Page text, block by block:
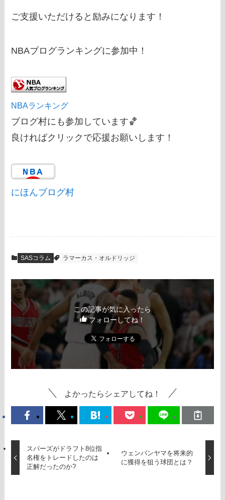
ご支援いただけると励みになります！
NBAブログランキングに参加中！
NBAランキング
ブログ村にも参加しています🏀
良ければクリックで応援お願いします！
にほんブログ村
SASコラム ラマーカス・オルドリッジ
この記事が気に入ったら
フォローしてね！
よかったらシェアしてね！
スパーズがドラフト8位指
名権をトレードしたのは
正解だったのか?
ウェンバンヤマを将来的
に獲得を狙う球団とは？